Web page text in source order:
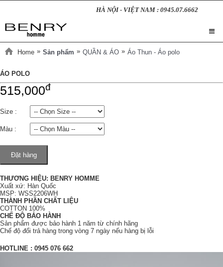
HÀ NỘI - VIỆT NAM : 0945.07.6662
Home » Sản phẩm » QUẦN & ÁO » Áo Thun - Áo polo
ÁO POLO
515,000đ
Size :
Màu :
Đặt hàng
THƯƠNG HIỆU: BENRY HOMME
Xuất xứ: Hàn Quốc
MSP: WSS2206WH
THÀNH PHẦN CHẤT LIỆU
COTTON 100%
CHẾ ĐỘ BẢO HÀNH
Sản phẩm được bảo hành 1 năm từ chính hãng
Chế độ đổi trả hàng trong vòng 7 ngày nếu hàng bị lỗi
HOTLINE : 0945 076 662